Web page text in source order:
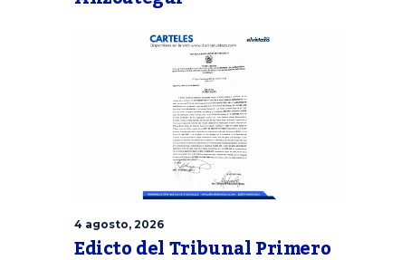
4 agosto, 2026
Edicto del Tribunal Primero